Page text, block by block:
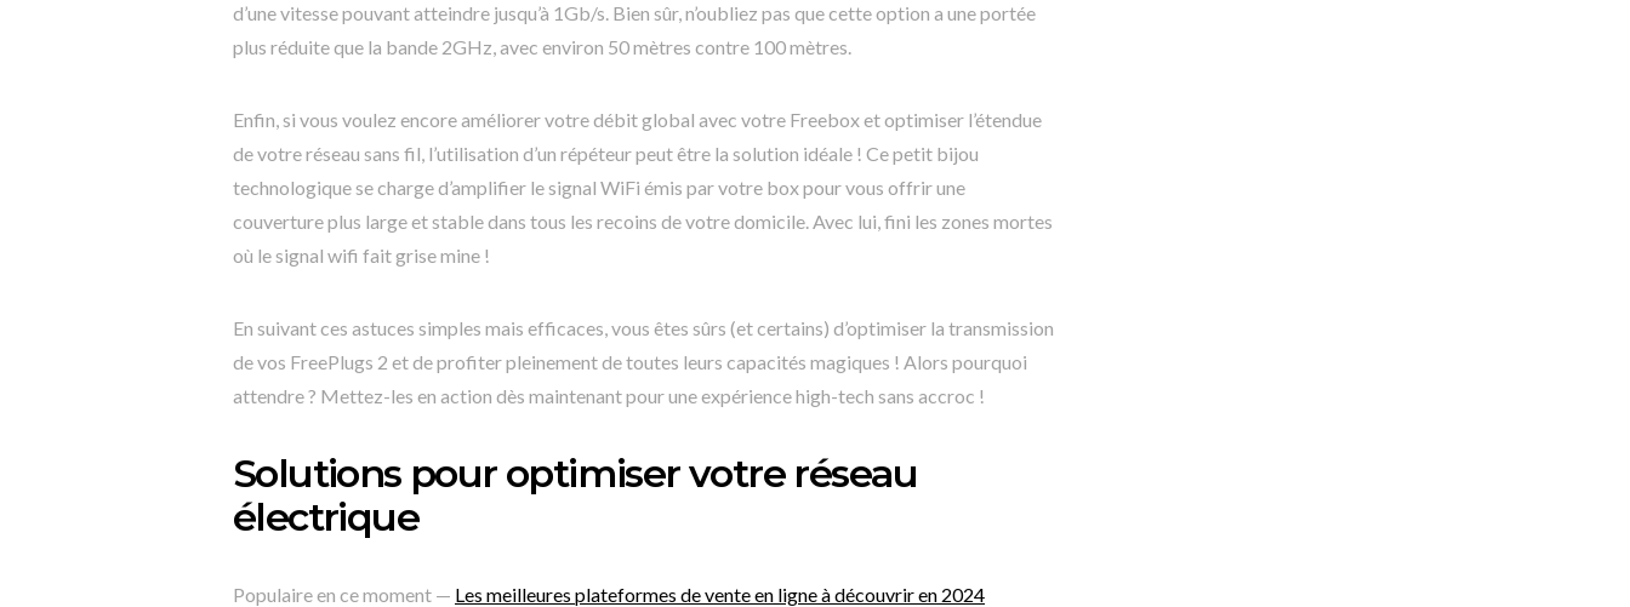
d’une vitesse pouvant atteindre jusqu’à 1Gb/s. Bien sûr, n’oubliez pas que cette option a une portée
plus réduite que la bande 2GHz, avec environ 50 mètres contre 100 mètres.
Enfin, si vous voulez encore améliorer votre débit global avec votre Freebox et optimiser l’étendue
de votre réseau sans fil, l’utilisation d’un répéteur peut être la solution idéale ! Ce petit bijou
technologique se charge d’amplifier le signal WiFi émis par votre box pour vous offrir une
couverture plus large et stable dans tous les recoins de votre domicile. Avec lui, fini les zones mortes
où le signal wifi fait grise mine !
En suivant ces astuces simples mais efficaces, vous êtes sûrs (et certains) d’optimiser la transmission
de vos FreePlugs 2 et de profiter pleinement de toutes leurs capacités magiques ! Alors pourquoi
attendre ? Mettez-les en action dès maintenant pour une expérience high-tech sans accroc !
Solutions pour optimiser votre réseau
électrique
Populaire en ce moment — Les meilleures plateformes de vente en ligne à découvrir en 2024